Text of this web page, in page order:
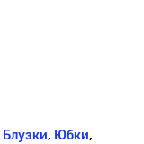
Блузки, Юбки,